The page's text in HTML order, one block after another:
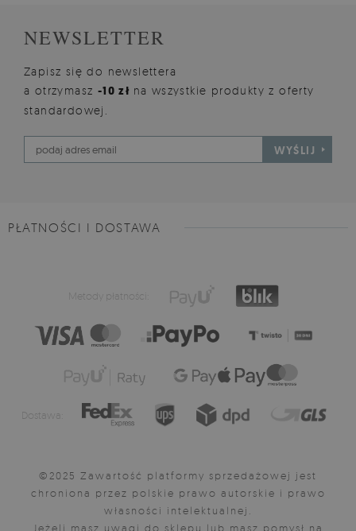
NEWSLETTER
Zapisz się do newslettera
a otrzymasz -10 zł na wszystkie produkty z oferty
standardowej.
WYŚLIJ
PŁATNOŚCI I DOSTAWA
Metody płatności:
Dostawa:
©2025 Zawartość platformy sprzedażowej jest
chroniona przez polskie prawo autorskie i prawo
własności intelektualnej.
Jeżeli masz uwagi do sklepu lub masz pomysł na